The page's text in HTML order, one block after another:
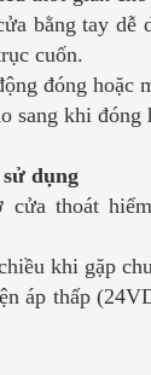
bằng tay dễ
cuốn.
đóng hoặc
sang khi đóng
dụng
cửa thoát
khi gặp
áp thấp